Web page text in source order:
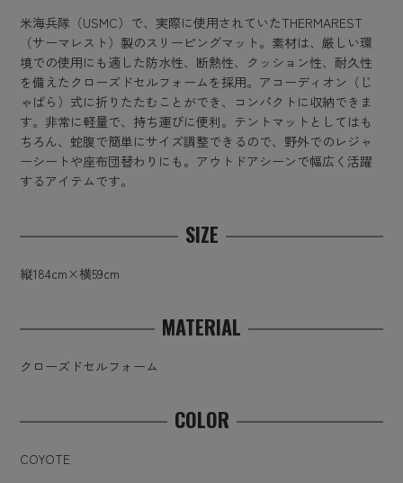
米海兵隊（USMC）で、実際に使用されていたTHERMAREST
（サーマレスト）製のスリーピングマット。素材は、厳しい環
境での使用にも適した防水性、断熱性、クッション性、耐久性
を備えたクローズドセルフォームを採用。アコーディオン（じ
ゃばら）式に折りたたむことができ、コンパクトに収納できま
す。非常に軽量で、持ち運びに便利。テントマットとしてはも
ちろん、蛇腹で簡単にサイズ調整できるので、野外でのレジャ
ーシートや座布団替わりにも。アウトドアシーンで幅広く活躍
するアイテムです。
SIZE
縦184cm×横59cm
MATERIAL
クローズドセルフォーム
COLOR
COYOTE